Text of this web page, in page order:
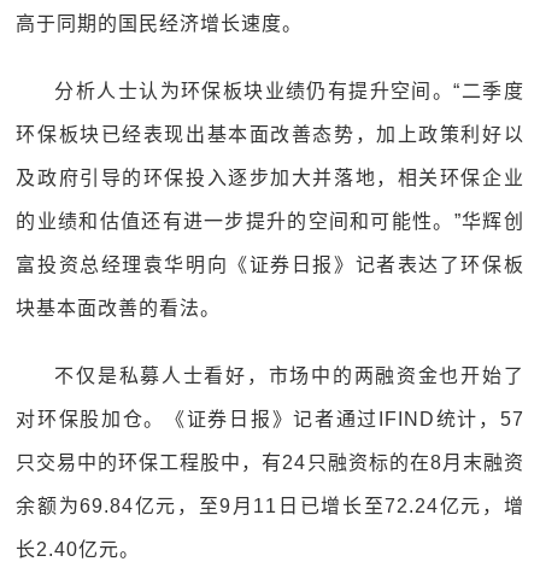
高于同期的国民经济增长速度。
分析人士认为环保板块业绩仍有提升空间。“二季度
环保板块已经表现出基本面改善态势，加上政策利好以
及政府引导的环保投入逐步加大并落地，相关环保企业
的业绩和估值还有进一步提升的空间和可能性。”华辉创
富投资总经理袁华明向《证券日报》记者表达了环保板
块基本面改善的看法。
不仅是私募人士看好，市场中的两融资金也开始了
对环保股加仓。《证券日报》记者通过IFIND统计，57
只交易中的环保工程股中，有24只融资标的在8月末融资
余额为69.84亿元，至9月11日已增长至72.24亿元，增
长2.40亿元。